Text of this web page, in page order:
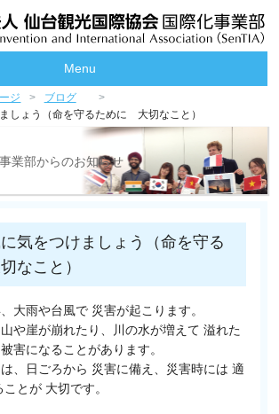
Menu
ジ
ブログ
しょう（命を守るために 大切なこと）
業部からのお知らせ
気をつけましょう（命を守る
なこと）
大雨や台風で 災害が起こります。
や崖が崩れたり、川の水が増えて 溢れた
害になることがあります。
、日ごろから 災害に備え、災害時には 適
とが 大切です。